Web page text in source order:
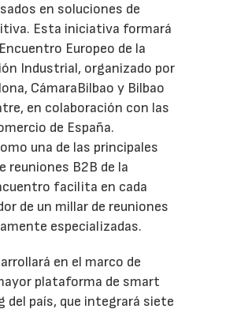
en soluciones de
Esta iniciativa formará
Europeo de la
Industrial, organizado por
CámaraBilbao y Bilbao
en colaboración con las
de España.
una de las principales
reuniones B2B de la
facilita en cada
de un millar de reuniones
especializadas.
en el marco de
plataforma de smart
del país, que integrará siete